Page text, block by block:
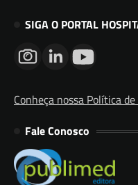
SIGA O PORTAL
Conheça nossa Política
Fale Conosco